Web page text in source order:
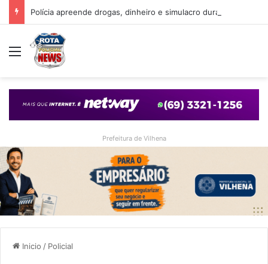
Menu
Prefeitura de Vilhena
Inicio / Policial